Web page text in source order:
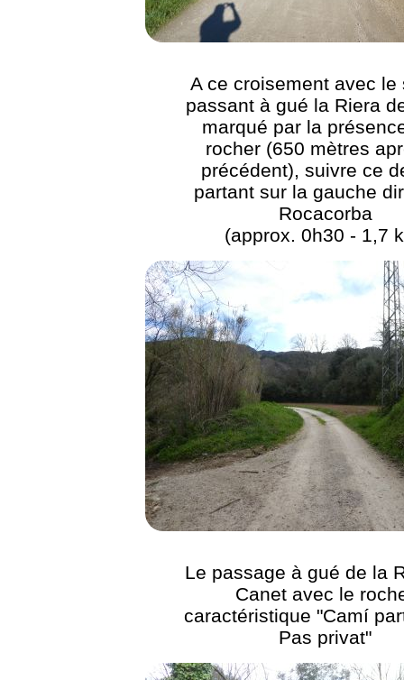
A ce croisement avec le
passant à gué la Riera
marqué par la
rocher (650 mètres
précédent), suivre ce
partant sur la gauche
Rocacorba
(approx. 0h30 - 1,7
Le passage à gué de la
Canet avec le
caractéristique "Camí
Pas privat"